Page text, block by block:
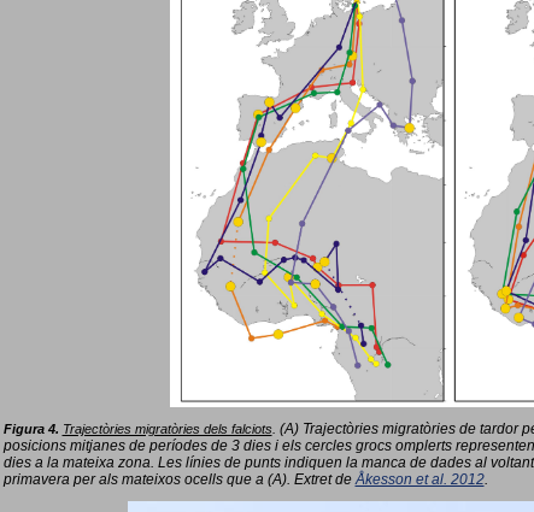
Figura 4. Trajectòries migratòries dels falciots. (A) Trajectòries migratòries de tardor
posicions mitjanes de períodes de 3 dies i els cercles grocs omplerts
dies a la mateixa zona. Les línies de punts indiquen la manca de dades al
primavera per als mateixos ocells que a (A). Extret deÅkesson et al. 2012.